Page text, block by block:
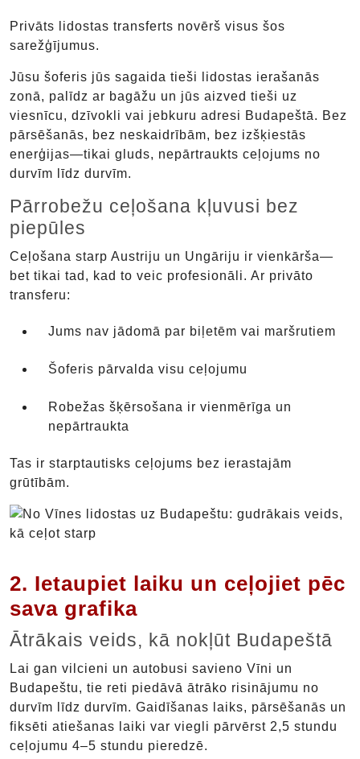
Privāts lidostas transferts novērš visus šos
sarežģījumus.
Jūsu šoferis jūs sagaida tieši lidostas ierašanās
zonā, palīdz ar bagāžu un jūs aizved tieši uz
viesnīcu, dzīvokli vai jebkuru adresi Budapeštā. Bez
pārsēšanās, bez neskaidrībām, bez izšķiestās
enerģijas—tikai gluds, nepārtraukts ceļojums no
durvīm līdz durvīm.
Pārrobežu ceļošana kļuvusi bez
piepūles
Ceļošana starp Austriju un Ungāriju ir vienkārša—
bet tikai tad, kad to veic profesionāli. Ar privāto
transferu:
Jums nav jādomā par biļetēm vai maršrutiem
Šoferis pārvalda visu ceļojumu
Robežas šķērsošana ir vienmērīga un
nepārtraukta
Tas ir starptautisks ceļojums bez ierastajām
grūtībām.
2. Ietaupiet laiku un ceļojiet pēc
sava grafika
Ātrākais veids, kā nokļūt Budapeštā
Lai gan vilcieni un autobusi savieno Vīni un
Budapeštu, tie reti piedāvā ātrāko risinājumu no
durvīm līdz durvīm. Gaidīšanas laiks, pārsēšanās un
fiksēti atiešanas laiki var viegli pārvērst 2,5 stundu
ceļojumu 4–5 stundu pieredzē.